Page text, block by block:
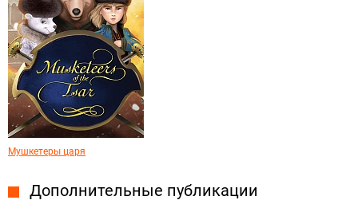
Мушкетеры царя
Дополнительные публикации